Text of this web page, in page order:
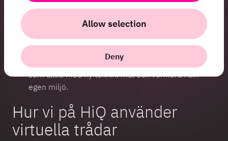
Allow selection
Deny
OS-tråden.
Virtuella trådar är bäst lämpade för I/O-intensiva
workloads.
De ger inte prestandavinster i CPU-
bound kod.
Virtuella trådar är snabba, men
som alltid med ny teknik: mät och verifiera i din
egen miljö.
Hur vi på HiQ använder
virtuella trådar